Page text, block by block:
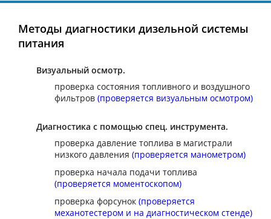
Методы диагностики дизельной системы
питания
Визуальный осмотр.
проверка состояния топливного и воздушного
фильтров (проверяется визуальным осмотром)
Диагностика с помощью спец. инструмента.
проверка давление топлива в магистрали
низкого давления (проверяется манометром)
проверка начала подачи топлива
(проверяется моментоскопом)
проверка форсунок (проверяется
механотестером и на диагностическом стенде)